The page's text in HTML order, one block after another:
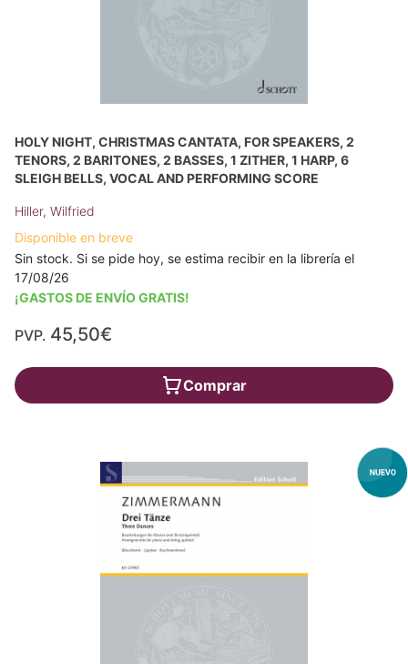
HOLY NIGHT, CHRISTMAS CANTATA, FOR SPEAKERS, 2
TENORS, 2 BARITONES, 2 BASSES, 1 ZITHER, 1 HARP, 6
SLEIGH BELLS, VOCAL AND PERFORMING SCORE
Hiller, Wilfried
Disponible en breve
Sin stock. Si se pide hoy, se estima recibir en la librería el
17/08/26
¡GASTOS DE ENVÍO GRATIS!
PVP. 45,50€
Comprar